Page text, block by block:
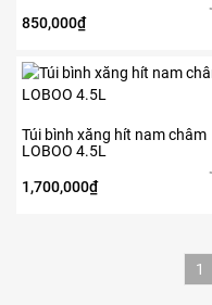
trang
phẩm
850,000₫
Túi bình xăng hít nam châm
LOBOO 4.5L
1,700,000₫
1